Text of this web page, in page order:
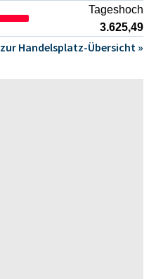
Tageshoch
3.625,49
zur Handelsplatz-Übersicht »